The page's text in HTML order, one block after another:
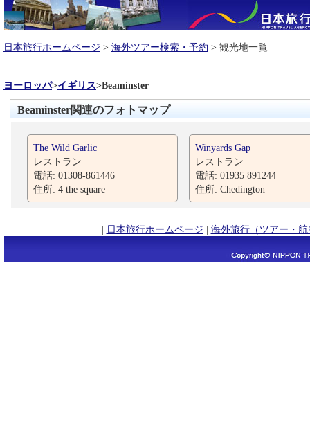
日本旅行ホームページ > 海外ツアー検索・予約 > 観光地一覧
ヨーロッパ>イギリス>Beaminster
Beaminster関連のフォトマップ
The Wild Garlic
レストラン
電話: 01308-861446
住所: 4 the square
Winyards Gap
レストラン
電話: 01935 891244
住所: Chedington
| 日本旅行ホームページ | 海外旅行（ツアー・航